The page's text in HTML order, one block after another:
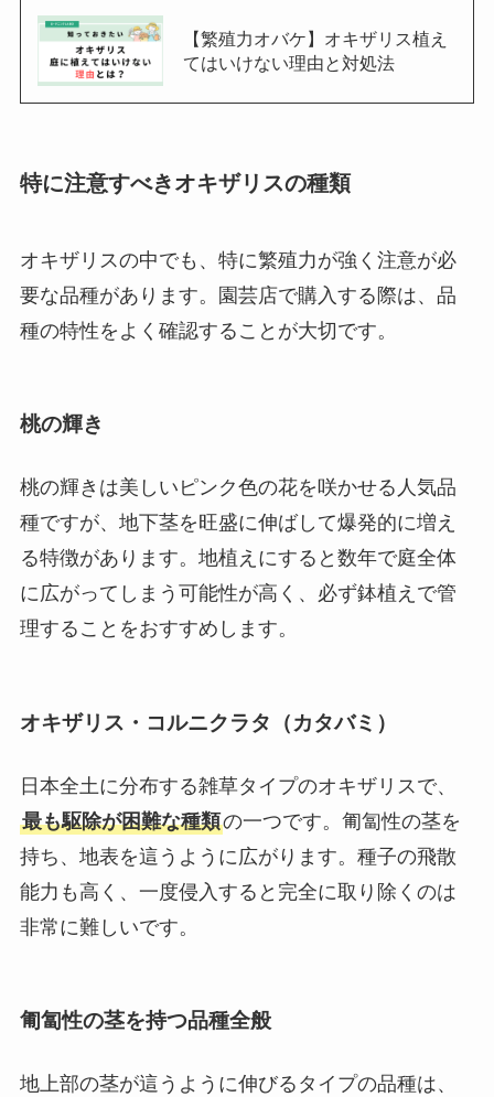
【繁殖力オバケ】オキザリス植え
てはいけない理由と対処法
特に注意すべきオキザリスの種類
オキザリスの中でも、特に繁殖力が強く注意が必
要な品種があります。園芸店で購入する際は、品
種の特性をよく確認することが大切です。
桃の輝き
桃の輝きは美しいピンク色の花を咲かせる人気品
種ですが、地下茎を旺盛に伸ばして爆発的に増え
る特徴があります。地植えにすると数年で庭全体
に広がってしまう可能性が高く、必ず鉢植えで管
理することをおすすめします。
オキザリス・コルニクラタ（カタバミ）
日本全土に分布する雑草タイプのオキザリスで、
最も駆除が困難な種類の一つです。匍匐性の茎を
持ち、地表を這うように広がります。種子の飛散
能力も高く、一度侵入すると完全に取り除くのは
非常に難しいです。
匍匐性の茎を持つ品種全般
地上部の茎が這うように伸びるタイプの品種は、